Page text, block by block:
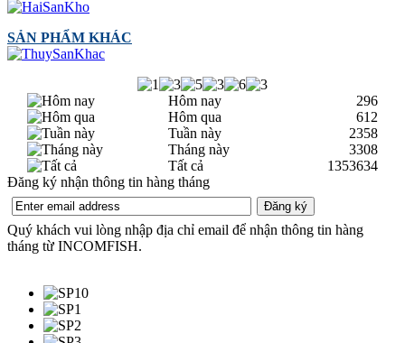
SẢN PHẨM KHÁC
Hôm nay
296
Hôm qua
612
Tuần này
2358
Tháng này
3308
Tất cả
1353634
Đăng ký nhận thông tin hàng tháng
Quý khách vui lòng nhập địa chỉ email để nhận thông tin hàng
tháng từ INCOMFISH.